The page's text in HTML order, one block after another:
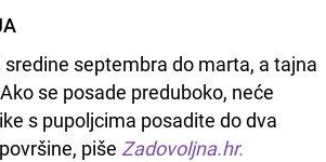
sredine septembra do marta, a tajna
se posade preduboko, neće
s pupoljcima posadite do dva
piše Zadovoljna.hr.